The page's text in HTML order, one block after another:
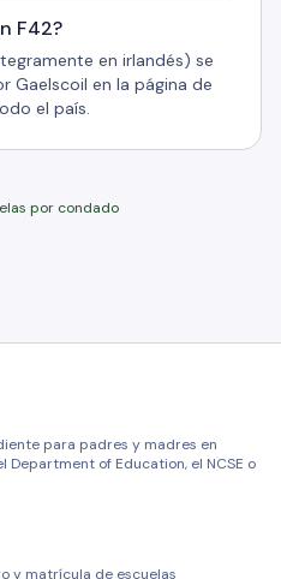
F42?
en irlandés) se
Gaelscoil en la página de
el país.
por condado
para padres y madres en
Department of Education, el NCSE o
y matrícula de escuelas